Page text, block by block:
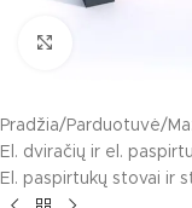
Pradžia/ Parduotuvė/
El. dviračių ir el.
El. paspirtukų stovai ir